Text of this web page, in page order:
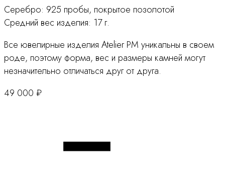
Серебро: 925 пробы, покрытое позолотой
Средний вес изделия: 17 г.
Все ювелирные изделия Atelier PM уникальны в своем
роде, поэтому форма, вес и размеры камней могут
незначительно отличаться друг от друга.
49 000 ₽